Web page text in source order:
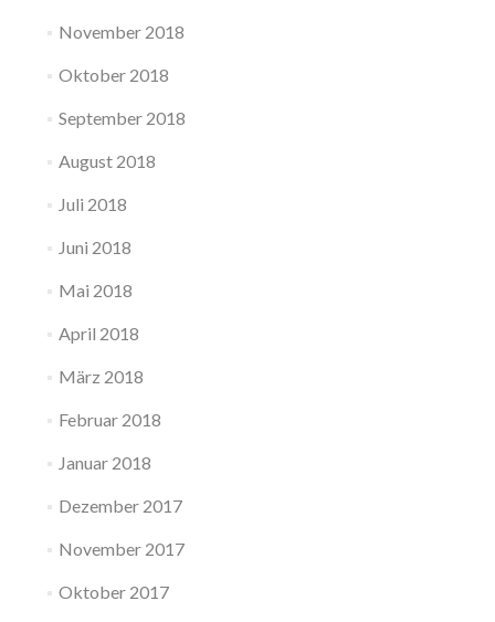
November 2018
Oktober 2018
September 2018
August 2018
Juli 2018
Juni 2018
Mai 2018
April 2018
März 2018
Februar 2018
Januar 2018
Dezember 2017
November 2017
Oktober 2017